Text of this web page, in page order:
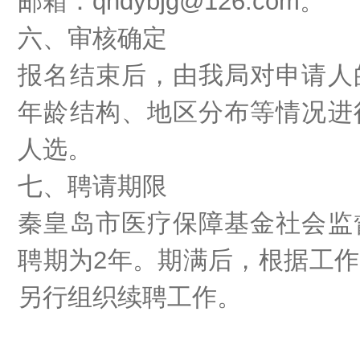
六、审核确定
报名结束后， 由我局对申请
年龄结构、地区分布等情况进
人选。
七、聘请期限
秦皇岛市医疗保障基金社会监
聘期为2年。期满后，根据工
另行组织续聘工作。